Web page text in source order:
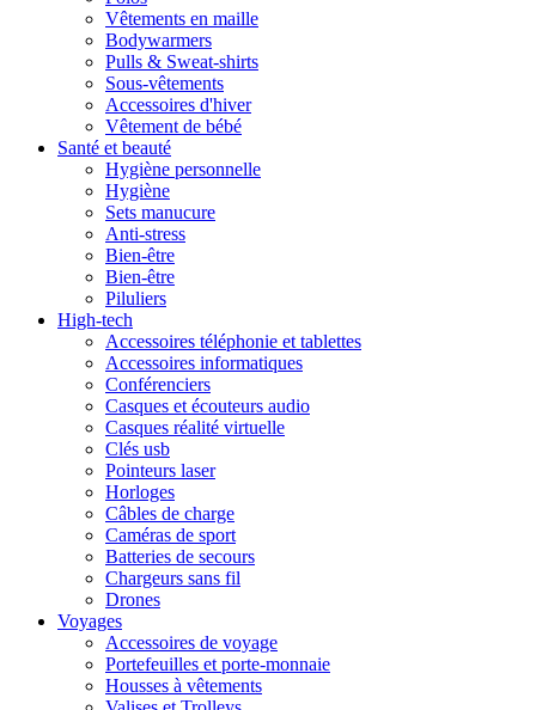
Vêtements en maille
Bodywarmers
Pulls & Sweat-shirts
Sous-vêtements
Accessoires d'hiver
Vêtement de bébé
Santé et beauté
Hygiène personnelle
Hygiène
Sets manucure
Anti-stress
Bien-être
Bien-être
Piluliers
High-tech
Accessoires téléphonie et tablettes
Accessoires informatiques
Conférenciers
Casques et écouteurs audio
Casques réalité virtuelle
Clés usb
Pointeurs laser
Horloges
Câbles de charge
Caméras de sport
Batteries de secours
Chargeurs sans fil
Drones
Voyages
Accessoires de voyage
Portefeuilles et porte-monnaie
Housses à vêtements